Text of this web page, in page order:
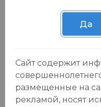
Отзывы:
Да
Сайт содержит
размещенные на
рекламой, носят